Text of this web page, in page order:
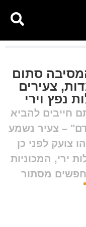
סתום
צעירים
נפץ וירי
חייבים להביא
– צעיר נשמע
צועק לפני כן
ירי, המכוניות
מסתור